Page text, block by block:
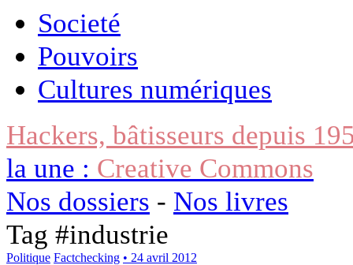
Societé
Pouvoirs
Cultures numériques
Hackers, bâtisseurs depuis
la une : Creative Commons
Nos dossiers - Nos livres
Tag #industrie
Politique Factchecking • 24 avril 2012